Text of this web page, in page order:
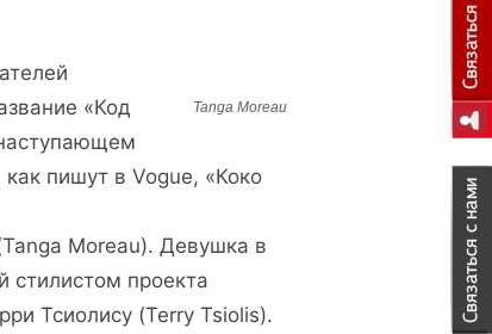
Tanga Moreau
«Код
как пишут в Vogue, «Коко
Moreau). Девушка в
стилистом проекта
Тсиолису (Terry Tsiolis).